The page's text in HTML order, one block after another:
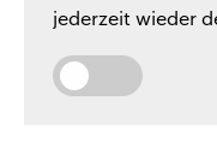
jederzeit wieder